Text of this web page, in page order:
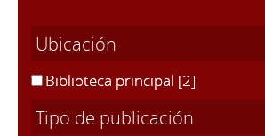
Ubicación
Biblioteca principal [2]
Tipo de publicación